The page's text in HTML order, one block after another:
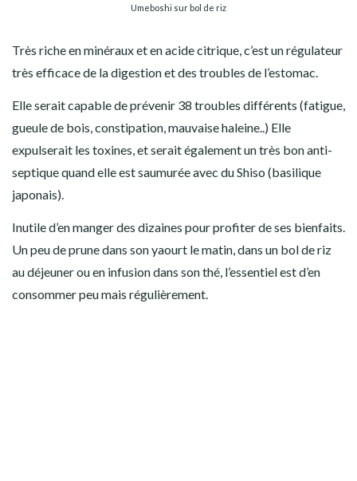
Umeboshi sur bol de riz
Très riche en minéraux et en acide citrique, c’est un régulateur
très efficace de la digestion et des troubles de l’estomac.
Elle serait capable de prévenir 38 troubles différents (fatigue,
gueule de bois, constipation, mauvaise haleine..) Elle
expulserait les toxines, et serait également un très bon anti-
septique quand elle est saumurée avec du Shiso (basilique
japonais).
Inutile d’en manger des dizaines pour profiter de ses bienfaits.
Un peu de prune dans son yaourt le matin, dans un bol de riz
au déjeuner ou en infusion dans son thé, l’essentiel est d’en
consommer peu mais régulièrement.